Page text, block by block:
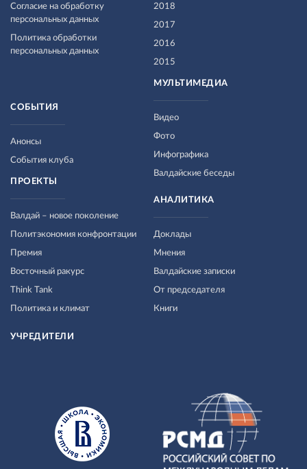
Согласие на обработку
персональных данных
Политика обработки
персональных данных
2018
2017
2016
2015
МУЛЬТИМЕДИА
Видео
Фото
Инфографика
Валдайские беседы
СОБЫТИЯ
Анонсы
События клуба
ПРОЕКТЫ
Валдай – новое поколение
Политэкономия конфронтации
Премия
Восточный ракурс
Think Tank
Политика и климат
АНАЛИТИКА
Доклады
Мнения
Валдайские записки
От председателя
Книги
УЧРЕДИТЕЛИ